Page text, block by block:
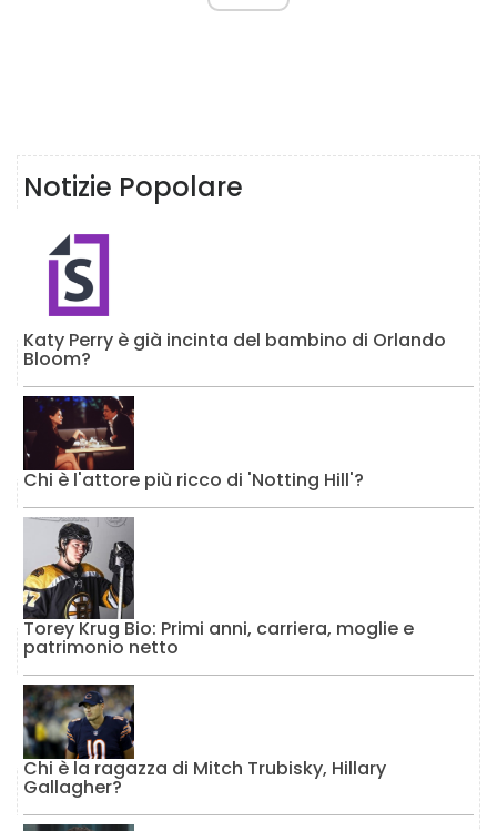
Notizie Popolare
Katy Perry è già incinta del bambino di Orlando
Bloom?
Chi è l'attore più ricco di 'Notting Hill'?
Torey Krug Bio: Primi anni, carriera, moglie e
patrimonio netto
Chi è la ragazza di Mitch Trubisky, Hillary
Gallagher?